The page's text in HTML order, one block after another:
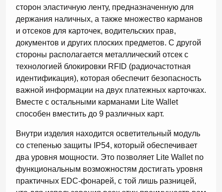
сторон эластичную ленту, предназначенную для
держания наличных, а также множество карманов
и отсеков для карточек, водительских прав,
документов и других плоских предметов. С другой
стороны располагается металлический отсек с
технологией блокировки RFID (радиочастотная
идентификация), которая обеспечит безопасность
важной информации на двух платежных карточках.
Вместе с остальными карманами Lite Wallet
способен вместить до 9 различных карт.
Внутри изделия находится осветительный модуль
со степенью защиты IP54, который обеспечивает
два уровня мощности. Это позволяет Lite Wallet по
функциональным возможностям достигать уровня
практичных EDC-фонарей, с той лишь разницей,